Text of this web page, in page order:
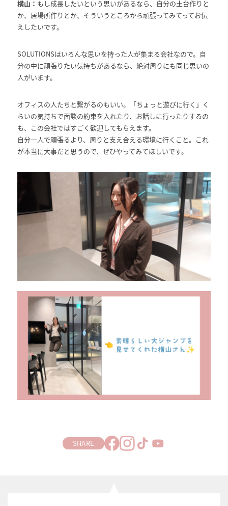
横山： もし成長したいという思いがあるなら、自分の土台作りと
か、居場所作りとか、そういうところから頑張ってみてってお伝
えしたいです。
SOLUTIONSはいろんな思いを持った人が集まる会社なので。自
分の中に頑張りたい気持ちがあるなら、絶対周りにも同じ思いの
人がいます。
オフィスの人たちと繋がるのもいい。「ちょっと遊びに行く」く
らいの気持ちで面談の約束を入れたり、お話しに行ったりするの
も、この会社ではすごく歓迎してもらえます。
自分一人で頑張るより、周りと支え合える環境に行くこと。これ
が本当に大事だと思うので、ぜひやってみてほしいです。
SHARE